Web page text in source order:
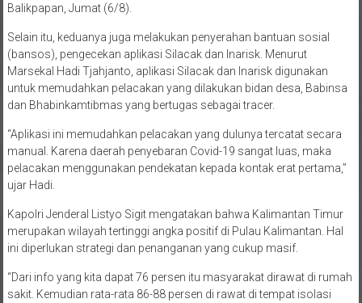
Balikpapan, Jumat (6/8).
Selain itu, keduanya juga melakukan penyerahan bantuan sosial
(bansos), pengecekan aplikasi Silacak dan Inarisk. Menurut
Marsekal Hadi Tjahjanto, aplikasi Silacak dan Inarisk digunakan
untuk memudahkan pelacakan yang dilakukan bidan desa, Babinsa
dan Bhabinkamtibmas yang bertugas sebagai tracer.
“Aplikasi ini memudahkan pelacakan yang dulunya tercatat secara
manual. Karena daerah penyebaran Covid-19 sangat luas, maka
pelacakan menggunakan pendekatan kepada kontak erat pertama,”
ujar Hadi.
Kapolri Jenderal Listyo Sigit mengatakan bahwa Kalimantan Timur
merupakan wilayah tertinggi angka positif di Pulau Kalimantan. Hal
ini diperlukan strategi dan penanganan yang cukup masif.
“Dari info yang kita dapat 76 persen itu masyarakat dirawat di rumah
sakit. Kemudian rata-rata 86-88 persen di rawat di tempat isolasi